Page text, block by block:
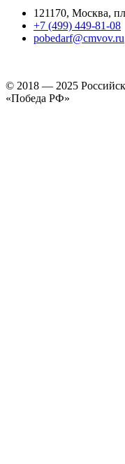
121170, Москва,
+7 (499) 449-81-08
pobedarf@cmvov.ru
© 2018 — 2025
«Победа РФ»